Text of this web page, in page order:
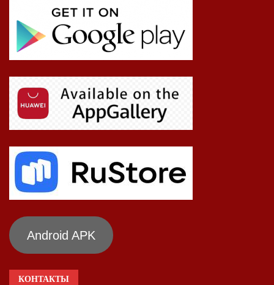
Android APK
КОНТАКТЫ